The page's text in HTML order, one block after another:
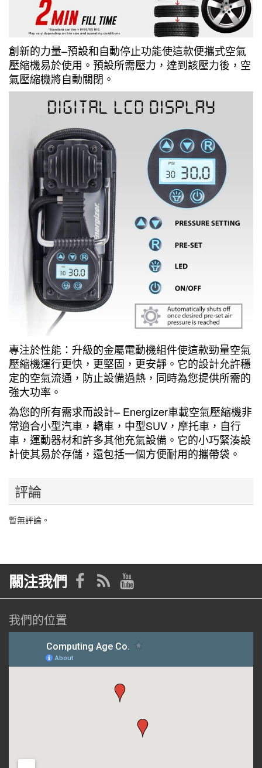
創新的力量–預設和自動停止功能使這款便攜式空氣
壓縮機易於使用。預設所需壓力，達到該壓力後，空
氣壓縮機將自動關閉。
專注於性能：升級的金屬電動機組件使這款勁量空氣
壓縮機運行更快，更堅固，更安靜。它的設計允許穩
定的空氣流通，防止設備過熱，同時為您提供所需的
強大功率。
為您的所有需求而設計– Energizer車載空氣壓縮機非
常適合小型汽車，轎車，中型SUV，摩托車，自行
車，運動器材和許多其他充氣設備。它的小巧緊湊設
計使其易於存儲，還包括一個方便耐用的攜帶袋。
評論
暫無評論。
關注我們
我們的位置